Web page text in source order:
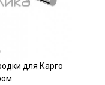
для Карго